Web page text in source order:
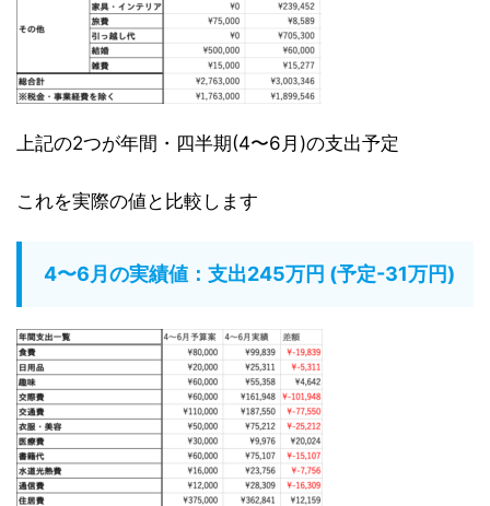
上記の2つが年間・四半期(4〜6月)の支出予定
これを実際の値と比較します
4〜6月の実績値：支出245万円 (予定-31万円)